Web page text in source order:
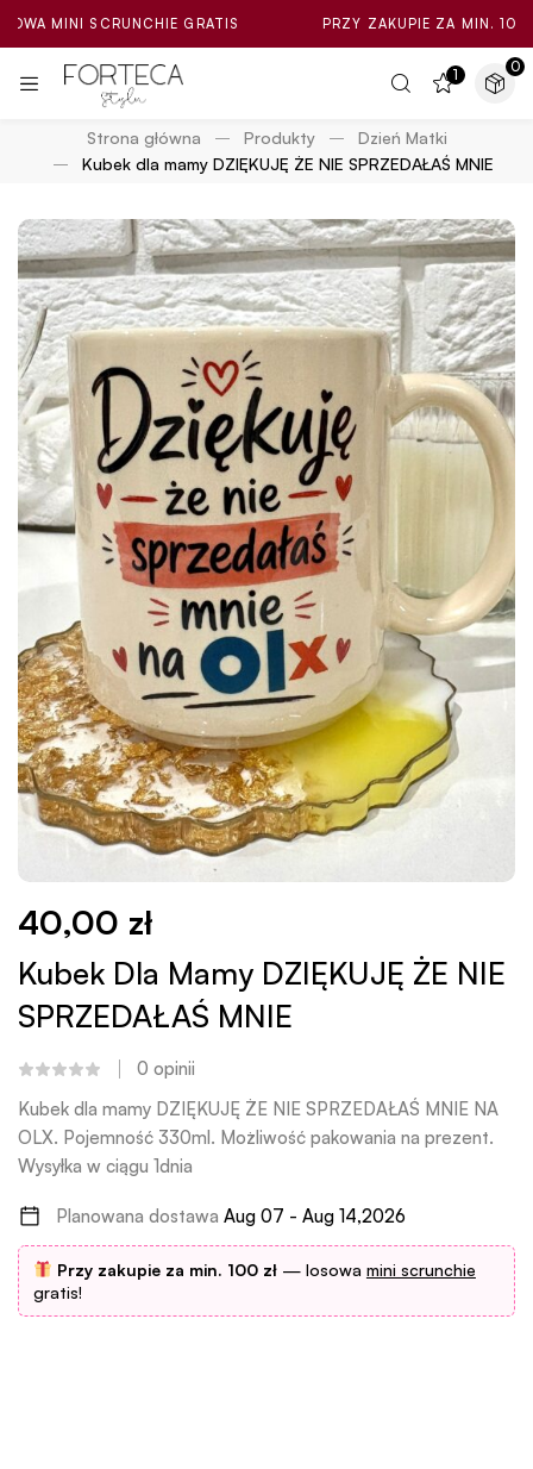
SCRUNCHIE GRATIS PRZY ZAKUPIE ZA MIN. 100ZŁ
1 0
Strona główna Produkty
Dzień Matki
Kubek dla mamy DZIĘKUJĘ ŻE NIE SPRZEDAŁAŚ MNIE
40,00 zł
Kubek Dla Mamy DZIĘKUJĘ ŻE NIE
SPRZEDAŁAŚ MNIE
0 opinii
Kubek dla mamy DZIĘKUJĘ ŻE NIE SPRZEDAŁAŚ MNIE NA
OLX. Pojemność 330ml. Możliwość pakowania na prezent.
Wysyłka w ciągu 1dnia
Planowana dostawa Aug 07 - Aug 14,2026
Przy zakupie za min. 100 zł— losowa mini scrunchie
gratis!